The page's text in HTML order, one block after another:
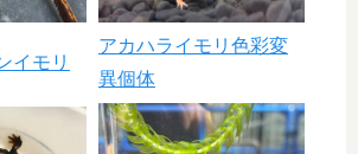
イモリ
アカハライモリ色彩変
異個体